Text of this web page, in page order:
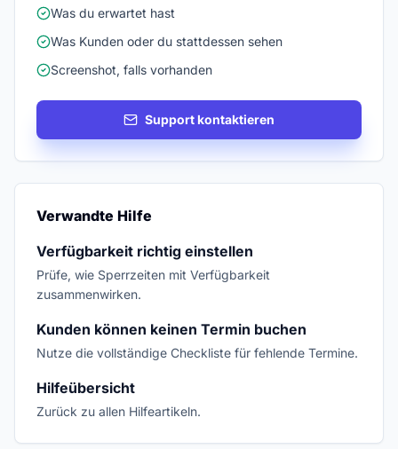
Was du erwartet hast
Was Kunden oder du stattdessen sehen
Screenshot, falls vorhanden
Support kontaktieren
Verwandte Hilfe
Verfügbarkeit richtig einstellen
Prüfe, wie Sperrzeiten mit Verfügbarkeit
zusammenwirken.
Kunden können keinen Termin buchen
Nutze die vollständige Checkliste für fehlende Termine.
Hilfeübersicht
Zurück zu allen Hilfeartikeln.